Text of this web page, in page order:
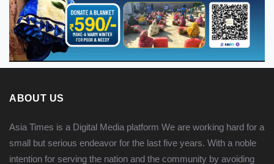
ABOUT US
Asia Times is a Digital Media platform We are working hard for a
small but serious endeavor for the last five years. With a noble
intention for serving the nation and the community by avoiding